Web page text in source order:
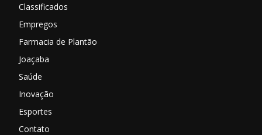
Classificados
Empregos
Farmacia de Plantão
Joaçaba
Saúde
Inovação
Esportes
Contato